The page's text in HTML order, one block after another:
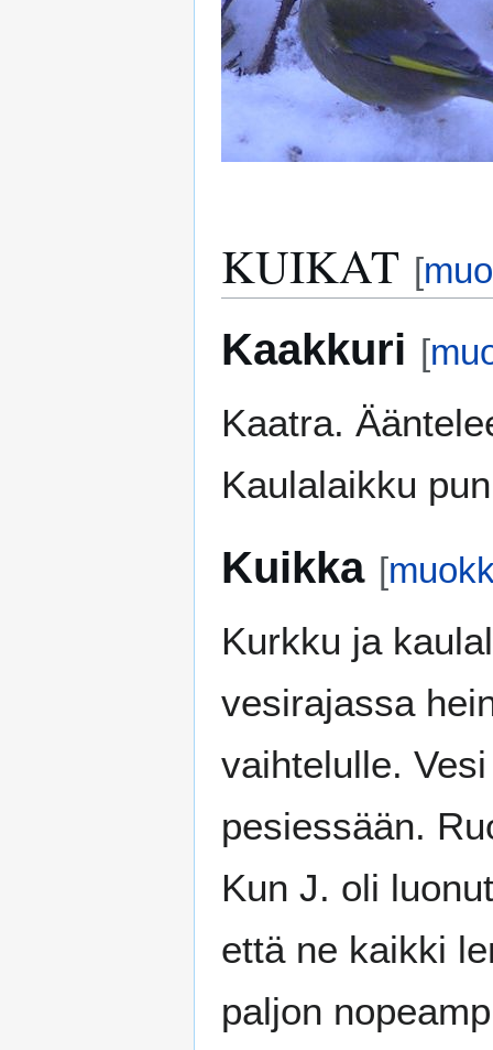
KUIKAT [
Kaakkuri [
Kaatra.
Kaulalaikku
Kuikka [
Kurkku ja
vesirajassa
vaihtelulle.
pesiessään.
Kun J. oli
että ne kaikki
paljon